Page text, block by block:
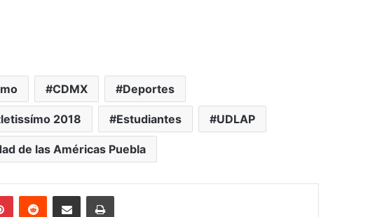
CDMX Deportes
2018 Estudiantes UDLAP
de las Américas Puebla
PinterestReddit Share via Email Print